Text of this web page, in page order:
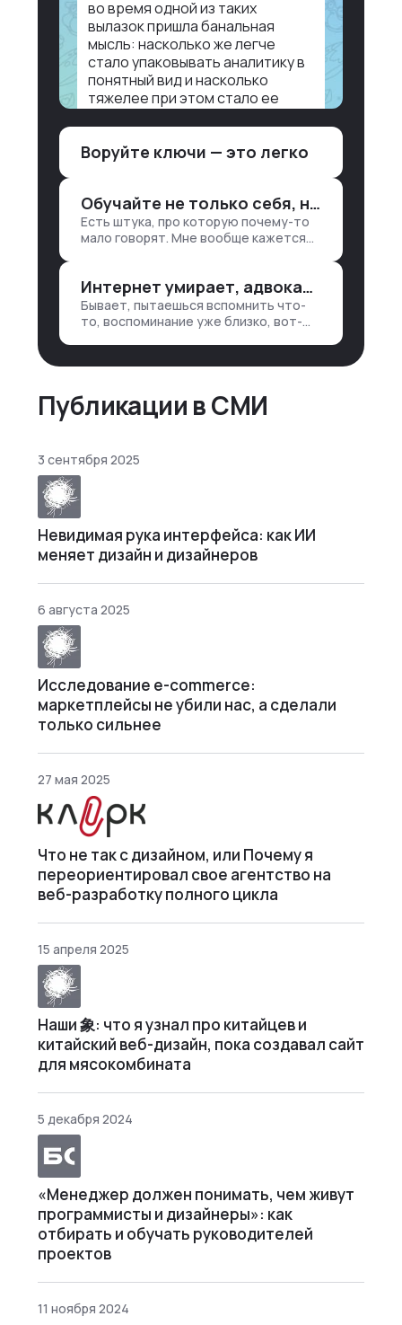
во время одной из таких
вылазок пришла банальная
мысль: насколько же легче
стало упаковывать аналитику в
понятный вид и насколько
тяжелее при этом стало ее
воспринимать.
Объясню в разрезе нашей
лет 15 назад, нужно было:
1. Собирать данные в одну базу и
разгребать их оттуда вручную:
проекту — все ручками
Воруйте ключи — это легко
Обучайте не только себя, но и клиентов
Есть штука, про которую почему-то
мало говорят. Мне вообще кажется
стороны. Ты что-то хватаешь у
клиента: е…
Интернет умирает, адвокаты и судьи в растерянности, а я хочу песню
Бывает, пытаешься вспомнить что-
то, воспоминание уже близко, вот-
днями. А то и неделями, если сильно
Публикации в СМИ
3 сентября 2025
Невидимая рука интерфейса: как ИИ
меняет дизайн и дизайнеров
6 августа 2025
Исследование e-commerce:
маркетплейсы не убили нас, а сделали
только сильнее
27 мая 2025
Что не так с дизайном, или Почему я
переориентировал свое агентство на
веб-разработку полного цикла
15 апреля 2025
Наши 象: что я узнал про китайцев и
китайский веб-дизайн, пока создавал сайт
для мясокомбината
5 декабря 2024
«Менеджер должен понимать, чем живут
программисты и дизайнеры»: как
отбирать и обучать руководителей
проектов
11 ноября 2024